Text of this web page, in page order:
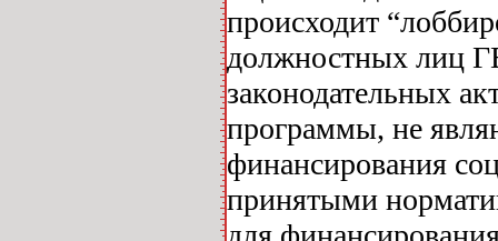
происходит
должностных лиц
законодательных
программы, не
финансирования
принятыми